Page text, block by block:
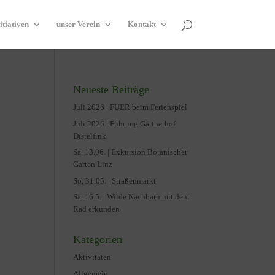
unser Verein Kontakt
Neueste Beiträge
Juli 2026 | FUER beim Ferienspiel
Juli 2026 | Führung Gärtnerhof
Distelfink
Sa, 13.06. | Exkursion Botanischer
Garten Linz
So, 31.05. | Straßenmarkt
Sa, 16.5. | Wilde Nachbarn mit dem
Rad erkunden
Kategorien
Aktivitäten
Allgemein